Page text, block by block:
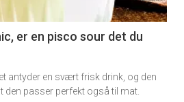
er en pisco sour det du
antyder en svært frisk drink, og den
den passer perfekt også til mat.